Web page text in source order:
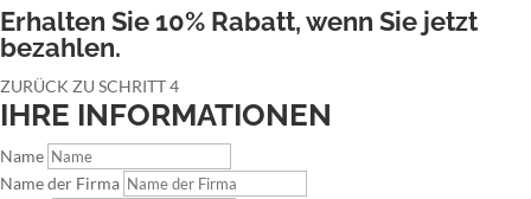
Erhalten Sie 10% Rabatt, wenn Sie jetzt
bezahlen.
ZURÜCK ZU SCHRITT 4
IHRE INFORMATIONEN
Name
Name der Firma